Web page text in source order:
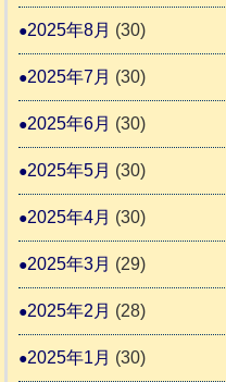
2025年8月 (30)
2025年7月 (30)
2025年6月 (30)
2025年5月 (30)
2025年4月 (30)
2025年3月 (29)
2025年2月 (28)
2025年1月 (30)